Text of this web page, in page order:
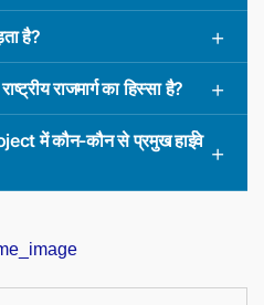
है?
राजमार्ग का हिस्सा है?
में कौन-कौन से प्रमुख हाईवे